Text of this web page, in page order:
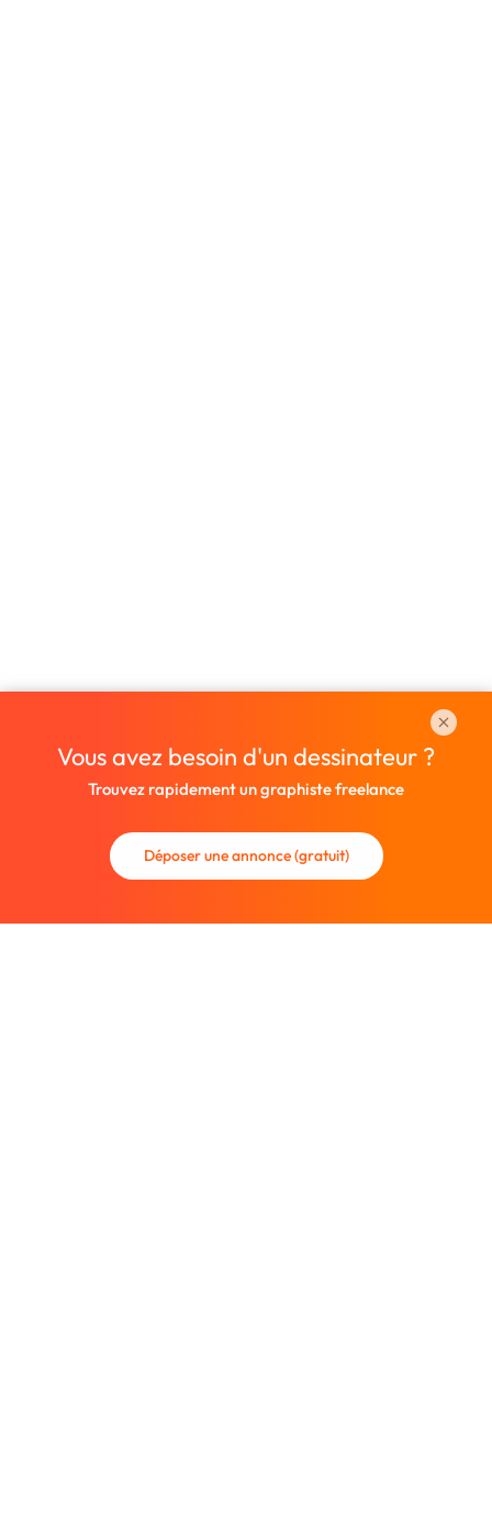
Vous avez besoin d'un dessinateur ?
Trouvez rapidement un graphiste freelance
Déposer une annonce (gratuit)